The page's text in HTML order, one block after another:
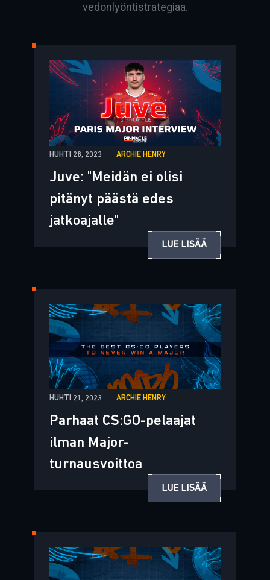
vedonlyöntistrategiaa.
HUHTI 28, 2023 ARCHIE HENRY
Juve: "Meidän ei olisi
pitänyt päästä edes
jatkoajalle"
LUE LISÄÄ
HUHTI 21, 2023 ARCHIE HENRY
Parhaat CS:GO-pelaajat
ilman Major-
turnausvoittoa
LUE LISÄÄ